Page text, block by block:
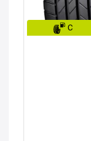
C